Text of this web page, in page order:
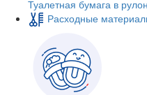
Туалетная бумага в
Расходные